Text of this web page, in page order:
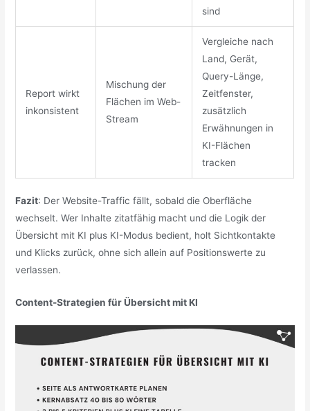
sind
Report wirkt
inkonsistent
Mischung der
Flächen im Web-
Stream
Vergleiche nach
Land, Gerät,
Query-Länge,
Zeitfenster,
zusätzlich
Erwähnungen in
KI-Flächen
tracken
Fazit: Der Website-Traffic fällt, sobald die Oberfläche
wechselt. Wer Inhalte zitatfähig macht und die Logik der
Übersicht mit KI plus KI-Modus bedient, holt Sichtkontakte
und Klicks zurück, ohne sich allein auf Positionswerte zu
verlassen.
Content-Strategien für Übersicht mit KI